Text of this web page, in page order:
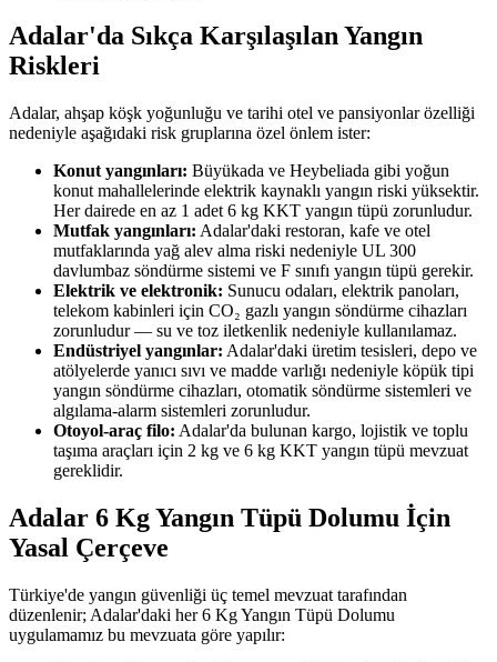
Adalar'da Sıkça Karşılaşılan Yangın
Riskleri
Adalar, ahşap köşk yoğunluğu ve tarihi otel ve pansiyonlar özelliği
nedeniyle aşağıdaki risk gruplarına özel önlem ister:
Konut yangınları: Büyükada ve Heybeliada gibi yoğun
konut mahallelerinde elektrik kaynaklı yangın riski yüksektir.
Her dairede en az 1 adet 6 kg KKT yangın tüpü zorunludur.
Mutfak yangınları: Adalar'daki restoran, kafe ve otel
mutfaklarında yağ alev alma riski nedeniyle UL 300
davlumbaz söndürme sistemi ve F sınıfı yangın tüpü gerekir.
Elektrik ve elektronik: Sunucu odaları, elektrik panoları,
telekom kabinleri için CO₂ gazlı yangın söndürme cihazları
zorunludur — su ve toz iletkenlik nedeniyle kullanılamaz.
Endüstriyel yangınlar: Adalar'daki üretim tesisleri, depo ve
atölyelerde yanıcı sıvı ve madde varlığı nedeniyle köpük tipi
yangın söndürme cihazları, otomatik söndürme sistemleri ve
algılama-alarm sistemleri zorunludur.
Otoyol-araç filo: Adalar'da bulunan kargo, lojistik ve toplu
taşıma araçları için 2 kg ve 6 kg KKT yangın tüpü mevzuat
gereklidir.
Adalar 6 Kg Yangın Tüpü Dolumu İçin
Yasal Çerçeve
Türkiye'de yangın güvenliği üç temel mevzuat tarafından
düzenlenir; Adalar'daki her 6 Kg Yangın Tüpü Dolumu
uygulamamız bu mevzuata göre yapılır: